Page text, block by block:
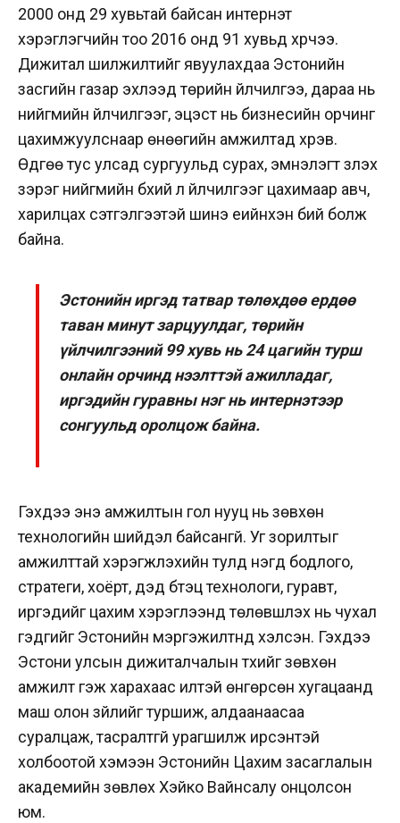
2000 онд 29 хувьтай байсан интернэт
хэрэглэгчийн тоо 2016 онд 91 хувьд хүрчээ.
Дижитал шилжилтийг явуулахдаа Эстонийн
засгийн газар эхлээд төрийн үйлчилгээ, дараа нь
нийгмийн үйлчилгээг, эцэст нь бизнесийн орчинг
цахимжуулснаар өнөөгийн амжилтад хүрэв.
Өдгөө тус улсад сургуульд сурах, эмнэлэгт үзүүлэх
зэрэг нийгмийн бүхий л үйлчилгээг цахимаар авч,
харилцах сэтгэлгээтэй шинэ үеийнхэн бий болж
байна.
Эстонийн иргэд татвар төлөхдөө ердөө
таван минут зарцуулдаг, төрийн
үйлчилгээний 99 хувь нь 24 цагийн турш
онлайн орчинд нээлттэй ажилладаг,
иргэдийн гуравны нэг нь интернэтээр
сонгуульд оролцож байна.
Гэх­дээ энэ амжилтын гол нууц нь зөвхөн
технологийн шийдэл байсангүй. Уг зорилтыг
амжилттай хэрэгжүүлэхийн тулд нэгд бодлого,
стратеги, хоёрт, дэд бүтэц технологи, гуравт,
иргэдийг цахим хэрэглээнд төлөвшүүлэх нь чухал
гэдгийг Эстонийн мэргэжилтнүүд хэлсэн. Гэхдээ
Эстони улсын дижиталчалын түүхийг зөвхөн
амжилт гэж харахаас илүүтэй өнгөрсөн хугацаанд
маш олон зүйлийг туршиж, алдаанаасаа
суралцаж, тасралтгүй урагшилж ирсэнтэй
холбоотой хэмээн Эстонийн Цахим засаглалын
академийн зөвлөх Хэйко Вайнсалу онцолсон
юм.